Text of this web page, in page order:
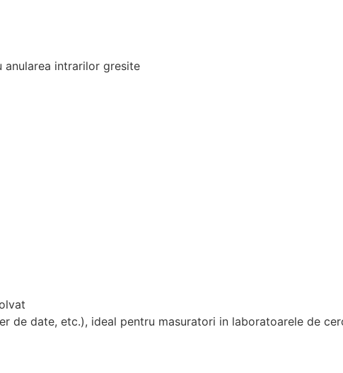
anularea intrarilor gresite
de date, etc.), ideal pentru masuratori in laboratoarele de